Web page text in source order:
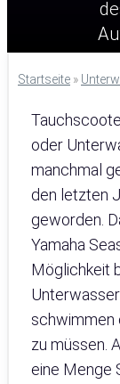
Startseite »
oder
manchmal
den letzten
geworden.
Yamaha
Möglichkeit
schwimmen
zu müssen.
eine Menge